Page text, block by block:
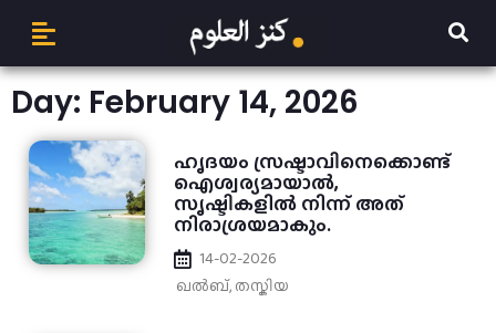
Day: February 14, 2026
ഹൃദയം സ്രഷ്ടാവിനെക്കൊണ്ട്
ഐശ്വര്യമായാൽ,
സൃഷ്ടികളിൽ നിന്ന് അത്
നിരാശ്രയമാകും.
14-02-2026
ഖൽബ്, തസ്കിയ